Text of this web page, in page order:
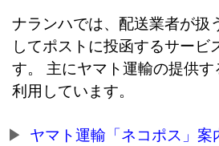
ナランハでは、配送業者が扱
してポストに投函するサービ
す。 主にヤマト運輸の提供
利用しています。
ヤマト運輸「ネコポス」案